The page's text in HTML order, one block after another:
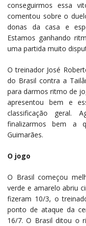
conseguirmos essa
comentou sobre o
donas da casa e
Estamos ganhando
uma partida muito
O treinador José
do Brasil contra a
para darmos ritmo de
apresentou bem e
classificação geral.
finalizarmos bem a
Guimarães.
O jogo
O Brasil começou
verde e amarelo abriu
fizeram 10/3, o
ponto de ataque da
16/7. O Brasil ditou o